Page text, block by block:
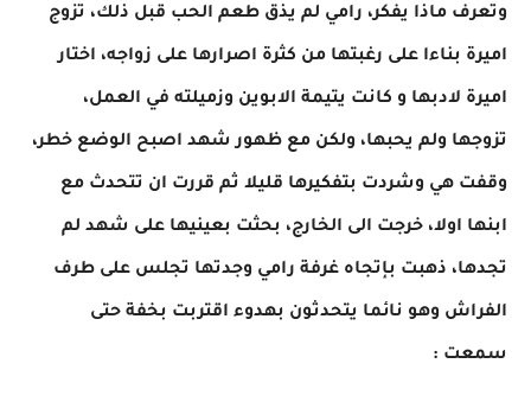
وتعرف ماذا يفكر، رامي لم يذق طعم الحب قبل ذلك، تزوج
اميرة بناءا على رغبتها من كثرة اصرارها على زواجه، اختار
اميرة لادبها و كانت يتيمة الابوين وزميلته في العمل،
تزوجها ولم يحبها، ولكن مع ظهور شهد اصبح الوضع خطر،
وقفت هي وشردت بتفكيرها قليلا ثم قررت ان تتحدث مع
ابنها اولا، خرجت الى الخارج، بحثت بعينيها على شهد لم
تجدها، ذهبت بإتجاه غرفة رامي وجدتها تجلس على طرف
الفراش وهو نائما يتحدثون بهدوء اقتربت بخفة حتى
سمعت :